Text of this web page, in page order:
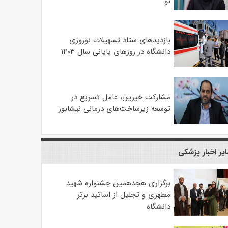
بازدیدهای ستاد تسهیلات نوروزی
دانشگاه در روزهای پایانی سال ۱۴۰۳
مشارکت خیرین، عامل تسریع در
توسعه زیرساخت‌های درمانی نیشابور
اخبار پزشکی
برگزاری هجدهمین جشنواره شهید
مطهری و تجلیل از اساتید برتر
دانشگاه